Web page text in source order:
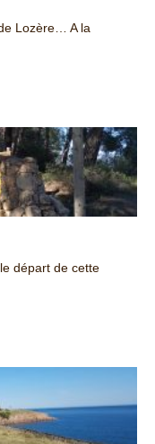
Lozère… A la
départ de cette